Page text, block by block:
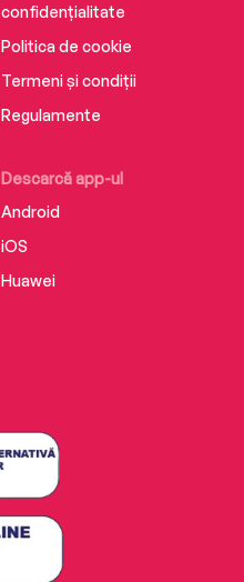
Descarcă app-ul
Android
iOS
Huawei
confidențialitate
Politica de cookie
Termeni și condiții
Regulamente